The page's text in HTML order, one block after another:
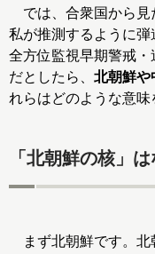
では、合衆国から見
私が推測するように
全方位監視早期警戒
だとしたら、 北朝鮮や
れらはどのような意味
「北朝鮮の核」
まず北朝鮮です。北